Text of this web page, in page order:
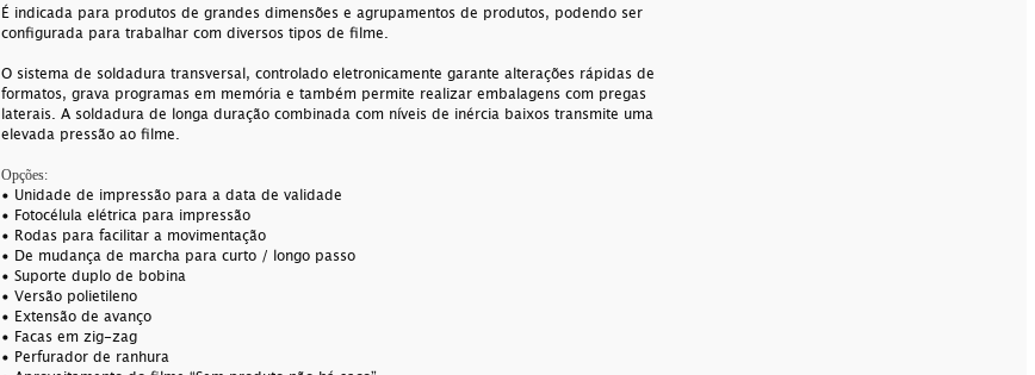
É indicada para produtos de grandes dimensões e agrupamentos de produtos, podendo ser
configurada para trabalhar com diversos tipos de filme.
O sistema de soldadura transversal, controlado eletronicamente garante alterações rápidas de
formatos, grava programas em memória e também permite realizar embalagens com pregas
laterais. A soldadura de longa duração combinada com níveis de inércia baixos transmite uma
elevada pressão ao filme.
Opções:
• Unidade de impressão para a data de validade
• Fotocélula elétrica para impressão
• Rodas para facilitar a movimentação
• De mudança de marcha para curto / longo passo
• Suporte duplo de bobina
• Versão polietileno
• Extensão de avanço
• Facas em zig-zag
• Perfurador de ranhura